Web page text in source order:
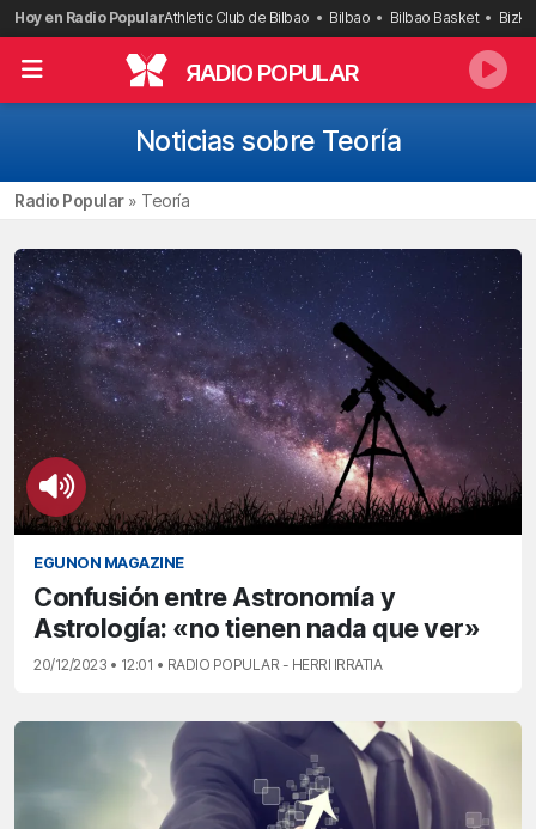
Saltar
al
contenido
Hoy en Radio PopularAthletic Club de Bilbao Bilbao Bilbao Basket
RADIO POPULAR
Noticias sobre Teoría
Radio Popular» Teoría
EGUNON MAGAZINE
Confusión entre Astronomía y
Astrología: «no tienen nada que ver»
20/12/2023 • 12:01 • RADIO POPULAR - HERRI IRRATIA